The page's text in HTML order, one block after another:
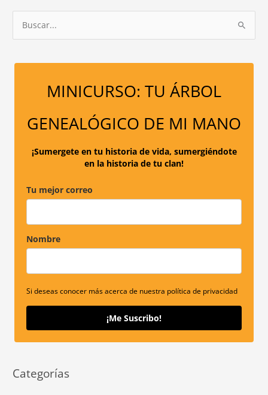
c
MINICURSO: TU ÁRBOL
GENEALÓGICO DE MI MANO
¡Sumergete en tu historia de vida, sumergiéndote
en la historia de tu clan!
Tu mejor correo
Nombre
Si deseas conocer más acerca de nuestra política de privacidad
¡Me Suscribo!
Categorías